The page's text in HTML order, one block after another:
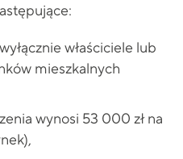
właściciele lub
mieszkalnych
wynosi 53 000 zł na